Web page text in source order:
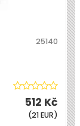
25140
512 Kč
(21 EUR)